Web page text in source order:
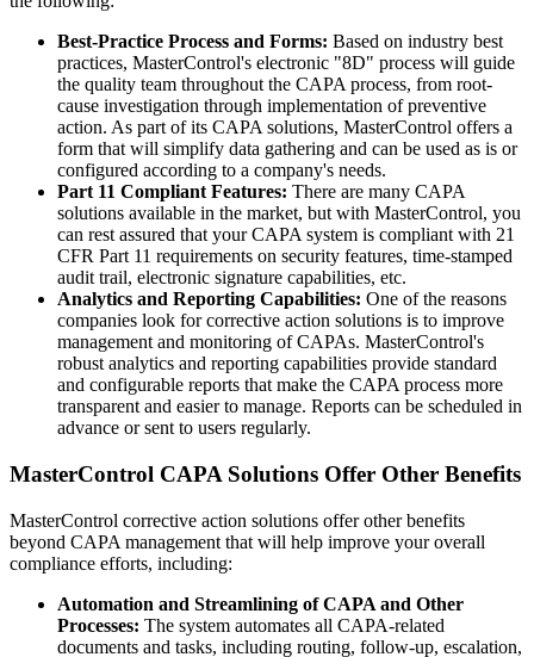
Best-Practice Process and Forms: Based on industry best
practices, MasterControl's electronic "8D" process will guide
the quality team throughout the CAPA process, from root-
cause investigation through implementation of preventive
action. As part of its CAPA solutions, MasterControl offers a
form that will simplify data gathering and can be used as is or
configured according to a company's needs.
Part 11 Compliant Features: There are many CAPA
solutions available in the market, but with MasterControl, you
can rest assured that your CAPA system is compliant with 21
CFR Part 11 requirements on security features, time-stamped
audit trail, electronic signature capabilities, etc.
Analytics and Reporting Capabilities: One of the reasons
companies look for corrective action solutions is to improve
management and monitoring of CAPAs. MasterControl's
robust analytics and reporting capabilities provide standard
and configurable reports that make the CAPA process more
transparent and easier to manage. Reports can be scheduled in
advance or sent to users regularly.
MasterControl CAPA Solutions Offer Other Benefits
MasterControl corrective action solutions offer other benefits
beyond CAPA management that will help improve your overall
compliance efforts, including:
Automation and Streamlining of CAPA and Other
Processes: The system automates all CAPA-related
documents and tasks, including routing, follow-up, escalation,